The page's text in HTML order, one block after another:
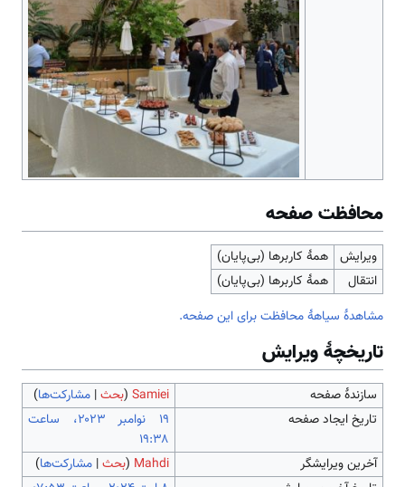
محافظت صفحه
ویرایش
همهٔ کاربرها (بی‌پایان)
انتقال
همهٔ کاربرها (بی‌پایان)
مشاهدۀ سیاهۀ محافظت برای این صفحه.
تاریخچۀ ویرایش
سازندۀ صفحه Samiei
(بحث| مشارکت‌ها)
تاریخ ایجاد صفحه
‏۱۹ نوامبر ۲۰۲۳، ساعت
۱۹:۳۸
آخرین ویرایشگر
Mahdi
(بحث| مشارکت‌ها)